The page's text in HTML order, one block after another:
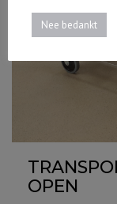
OPEN
Nee bedankt